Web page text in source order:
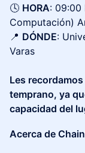
🕓 HORA: 09:00
Computación)
📍 DÓNDE:
Varas
Les
temprano, ya
capacidad del
Acerca de